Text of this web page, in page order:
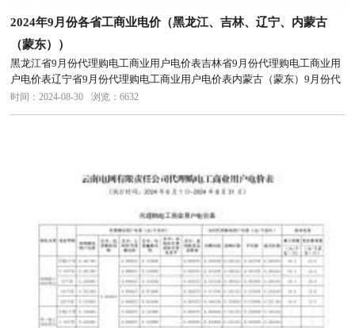
2024年9月份各省工商业电价（黑龙江、吉林、辽宁、内蒙古
（蒙东））
黑龙江省9月份代理购电工商业用户电价表吉林省9月份代理购电工商业用
户电价表辽宁省9月份代理购电工商业用户电价表内蒙古（蒙东）9月份代
理购电工商业用户电价表
时间：2024-08-30 浏览：6632